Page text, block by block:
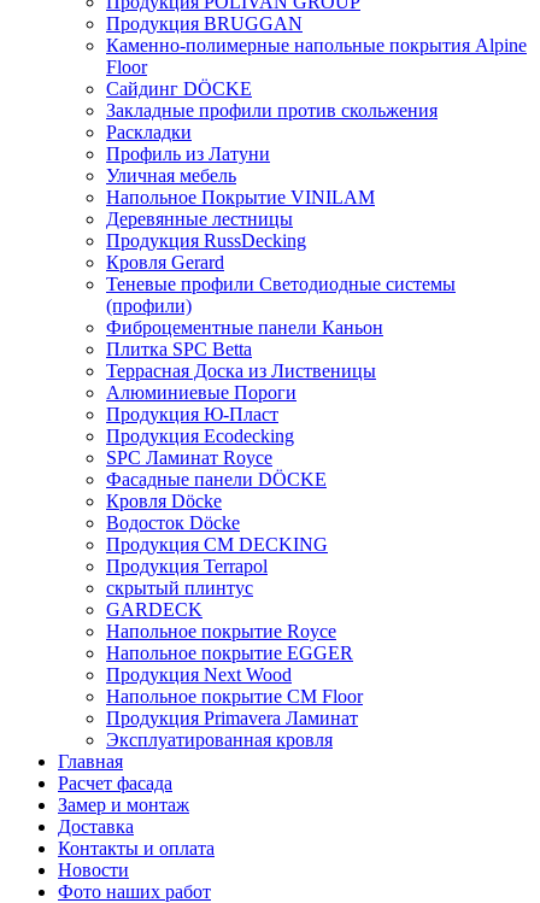
Продукция BRUGGAN
Каменно-полимерные напольные покрытия Alpine
Floor
Сайдинг DÖCKE
Закладные профили против скольжения
Раскладки
Профиль из Латуни
Уличная мебель
Напольное Покрытие VINILAM
Деревянные лестницы
Продукция RussDecking
Кровля Gerard
Теневые профили Светодиодные системы
(профили)
Фиброцементные панели Каньон
Плитка SPC Betta
Террасная Доска из Лиственицы
Алюминиевые Пороги
Продукция Ю-Пласт
Продукция Ecodecking
SPC Ламинат Royce
Фасадные панели DÖCKE
Кровля Döcke
Водосток Döcke
Продукция CM DECKING
Продукция Terrapol
скрытый плинтус
GARDECK
Напольное покрытие Royce
Напольное покрытие EGGER
Продукция Next Wood
Напольное покрытие CM Floor
Продукция Primavera Ламинат
Эксплуатированная кровля
Главная
Расчет фасада
Замер и монтаж
Доставка
Контакты и оплата
Новости
Фото наших работ